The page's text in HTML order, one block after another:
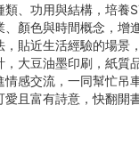
、功用與結構，培養
顏色與時間概念，增
貼近生活經驗的場景
大豆油墨印刷，紙質
感交流，一同幫忙吊
且富有詩意，快翻開